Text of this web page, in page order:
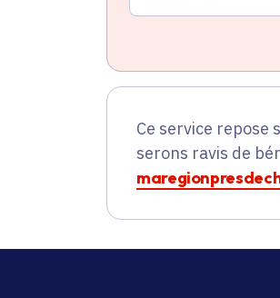
Ce service
serons ravis de